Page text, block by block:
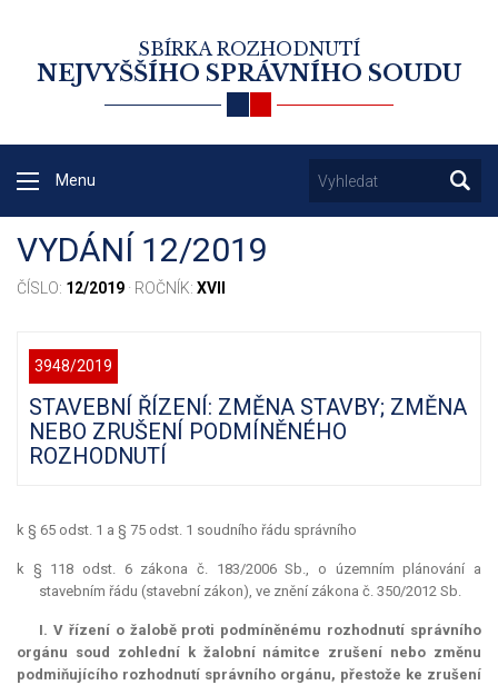
SBÍRKA ROZHODNUTÍ
NEJVYŠŠÍHO SPRÁVNÍHO SOUDU
Menu
VYDÁNÍ 12/2019
ČÍSLO: 12/2019 · ROČNÍK: XVII
3948/2019
STAVEBNÍ ŘÍZENÍ: ZMĚNA STAVBY; ZMĚNA
NEBO ZRUŠENÍ PODMÍNĚNÉHO
ROZHODNUTÍ
k § 65 odst. 1 a § 75 odst. 1 soudního řádu správního
k § 118 odst. 6 zákona č. 183/2006 Sb., o územním plánování a
stavebním řádu (stavební zákon), ve znění zákona č. 350/2012 Sb.
I. V řízení o žalobě proti podmíněnému rozhodnutí správního
orgánu soud zohlední k žalobní námitce zrušení nebo změnu
podmiňujícího rozhodnutí správního orgánu, přestože ke zrušení